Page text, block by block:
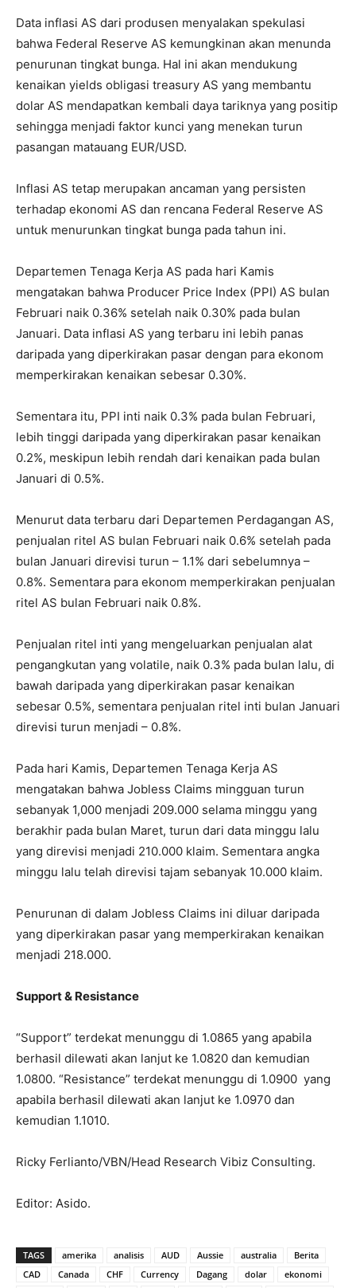
Data inflasi AS dari produsen menyalakan spekulasi
bahwa Federal Reserve AS kemungkinan akan menunda
penurunan tingkat bunga. Hal ini akan mendukung
kenaikan yields obligasi treasury AS yang membantu
dolar AS mendapatkan kembali daya tariknya yang positip
sehingga menjadi faktor kunci yang menekan turun
pasangan matauang EUR/USD.
Inflasi AS tetap merupakan ancaman yang persisten
terhadap ekonomi AS dan rencana Federal Reserve AS
untuk menurunkan tingkat bunga pada tahun ini.
Departemen Tenaga Kerja AS pada hari Kamis
mengatakan bahwa Producer Price Index (PPI) AS bulan
Februari naik 0.36% setelah naik 0.30% pada bulan
Januari. Data inflasi AS yang terbaru ini lebih panas
daripada yang diperkirakan pasar dengan para ekonom
memperkirakan kenaikan sebesar 0.30%.
Sementara itu, PPI inti naik 0.3% pada bulan Februari,
lebih tinggi daripada yang diperkirakan pasar kenaikan
0.2%, meskipun lebih rendah dari kenaikan pada bulan
Januari di 0.5%.
Menurut data terbaru dari Departemen Perdagangan AS,
penjualan ritel AS bulan Februari naik 0.6% setelah pada
bulan Januari direvisi turun – 1.1% dari sebelumnya –
0.8%. Sementara para ekonom memperkirakan penjualan
ritel AS bulan Februari naik 0.8%.
Penjualan ritel inti yang mengeluarkan penjualan alat
pengangkutan yang volatile, naik 0.3% pada bulan lalu, di
bawah daripada yang diperkirakan pasar kenaikan
sebesar 0.5%, sementara penjualan ritel inti bulan Januari
direvisi turun menjadi – 0.8%.
Pada hari Kamis, Departemen Tenaga Kerja AS
mengatakan bahwa Jobless Claims mingguan turun
sebanyak 1,000 menjadi 209.000 selama minggu yang
berakhir pada bulan Maret, turun dari data minggu lalu
yang direvisi menjadi 210.000 klaim. Sementara angka
minggu lalu telah direvisi tajam sebanyak 10.000 klaim.
Penurunan di dalam Jobless Claims ini diluar daripada
yang diperkirakan pasar yang memperkirakan kenaikan
menjadi 218.000.
Support & Resistance
“Support” terdekat menunggu di 1.0865 yang apabila
berhasil dilewati akan lanjut ke 1.0820 dan kemudian
1.0800. “Resistance” terdekat menunggu di 1.0900 yang
apabila berhasil dilewati akan lanjut ke 1.0970 dan
kemudian 1.1010.
Ricky Ferlianto/VBN/Head Research Vibiz Consulting.
Editor: Asido.
TAGS amerika analisis AUD Aussie australia
Berita
CAD
Canada CHF Currency Dagang dolar
ekonomi